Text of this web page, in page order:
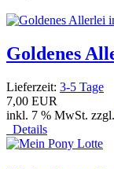
Goldenes
Lieferzeit: 3-5 Tage
7,00 EUR
inkl. 7 % MwSt. zzgl.
Details